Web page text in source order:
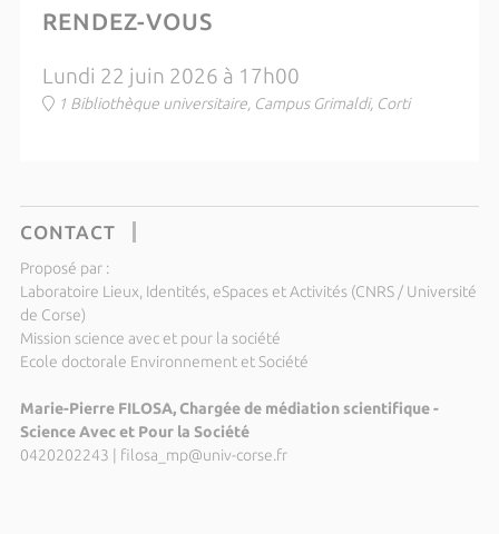
RENDEZ-VOUS
Lundi 22 juin 2026 à 17h00
1 Bibliothèque universitaire, Campus Grimaldi, Corti
CONTACT
Proposé par :
Laboratoire Lieux, Identités, eSpaces et Activités (CNRS / Université
de Corse)
Mission science avec et pour la société
Ecole doctorale Environnement et Société
Marie-Pierre FILOSA, Chargée de médiation scientifique -
Science Avec et Pour la Société
0420202243
filosa_mp@univ-corse.fr